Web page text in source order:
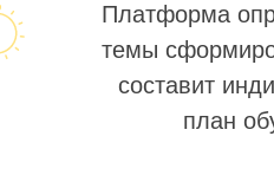
Платформа
темы
составит
план